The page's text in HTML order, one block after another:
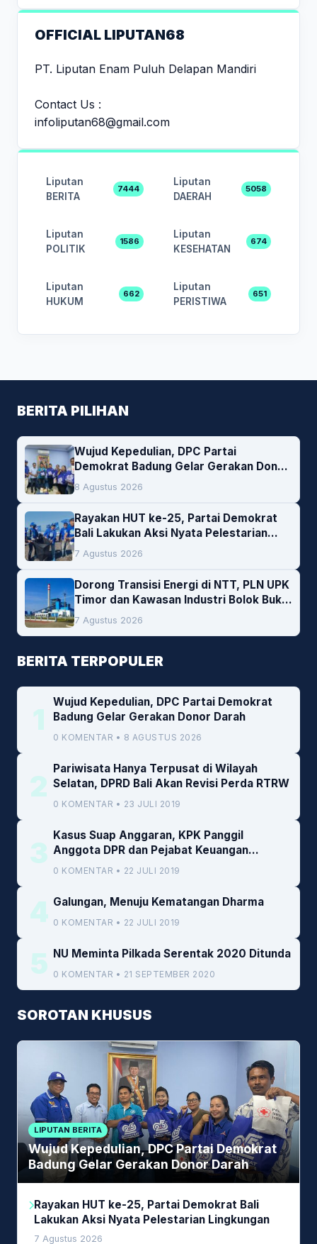
OFFICIAL LIPUTAN68
PT. Liputan Enam Puluh Delapan Mandiri
Contact Us :
infoliputan68@gmail.com
Liputan
BERITA
7444
Liputan
DAERAH
5058
Liputan
POLITIK
1586
Liputan
KESEHATAN
674
Liputan
HUKUM
662
Liputan
PERISTIWA
651
BERITA PILIHAN
Wujud Kepedulian, DPC Partai
Demokrat Badung Gelar Gerakan Donor
Darah
8 Agustus 2026
Rayakan HUT ke-25, Partai Demokrat
Bali Lakukan Aksi Nyata Pelestarian
Lingkungan
7 Agustus 2026
Dorong Transisi Energi di NTT, PLN UPK
Timor dan Kawasan Industri Bolok Buka
Peluang Investasi Woodchip untuk
Cofiring PLTU Bolok
7 Agustus 2026
BERITA TERPOPULER
1
Wujud Kepedulian, DPC Partai Demokrat
Badung Gelar Gerakan Donor Darah
0 KOMENTAR • 8 AGUSTUS 2026
2
Pariwisata Hanya Terpusat di Wilayah
Selatan, DPRD Bali Akan Revisi Perda RTRW
0 KOMENTAR • 23 JULI 2019
3
Kasus Suap Anggaran, KPK Panggil
Anggota DPR dan Pejabat Keuangan
Kemenkeu
0 KOMENTAR • 22 JULI 2019
4 Galungan, Menuju Kematangan Dharma
0 KOMENTAR • 22 JULI 2019
5 NU Meminta Pilkada Serentak 2020 Ditunda
0 KOMENTAR • 21 SEPTEMBER 2020
SOROTAN KHUSUS
LIPUTAN BERITA
Wujud Kepedulian, DPC Partai Demokrat
Badung Gelar Gerakan Donor Darah
Rayakan HUT ke-25, Partai Demokrat Bali
Lakukan Aksi Nyata Pelestarian Lingkungan
7 Agustus 2026